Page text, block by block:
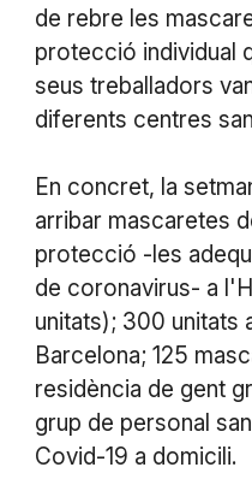
de rebre les
protecció individual
seus treballadors
diferents centres
En concret, la
arribar mascaretes
protecció -les
de coronavirus- a
unitats); 300 unitats
Barcelona; 125
residència de gent
grup de personal
Covid-19 a domicili.